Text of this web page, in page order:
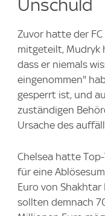
Unschuld
Zuvor hatte der
mitgeteilt, Mudryk
dass er niemals
eingenommen"
gesperrt ist, und
zuständigen
Ursache des
Chelsea hatte
für eine
Euro von
sollten demnach